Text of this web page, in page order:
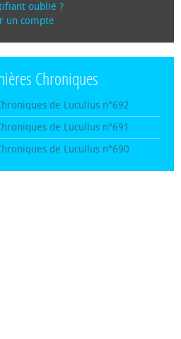
oublié ?
un compte
Chroniques
de Lucullus n°692
de Lucullus n°691
de Lucullus n°690